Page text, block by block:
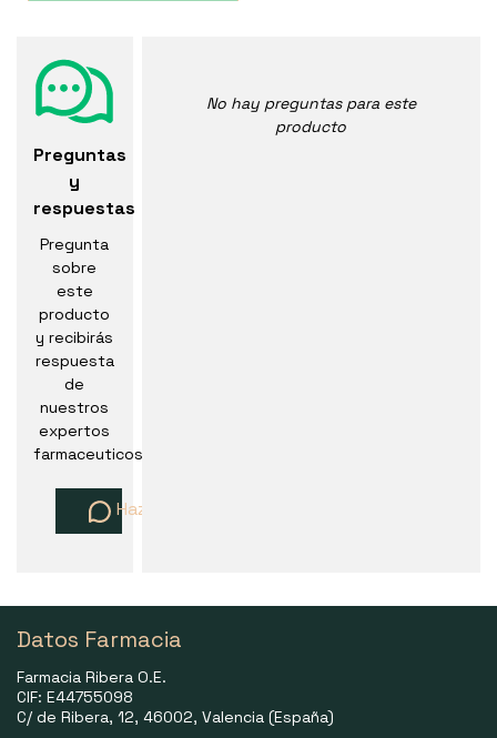
Preguntas
y
respuestas
Pregunta
sobre
este
producto
y recibirás
respuesta
de
nuestros
expertos
farmaceuticos
Haz una pregunta
No hay preguntas para este
producto
Datos Farmacia
Farmacia Ribera O.E.
CIF: E44755098
C/ de Ribera, 12, 46002, Valencia (España)